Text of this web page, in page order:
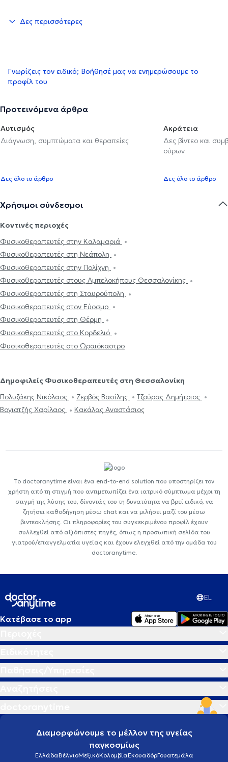
Δες περισσότερες
Γνωρίζεις τον ειδικό; Βοήθησέ μας να ενημερώσουμε το
προφίλ του
Προτεινόμενα άρθρα
Αυτισμός
Διάγνωση, συμπτώματα και θεραπείες
Δες όλο το άρθρο
Ακράτεια
Δες βίντεο και
ούρων
Δες όλο το άρθρο
Χρήσιμοι σύνδεσμοι
Κοντινές περιοχές
Φυσικοθεραπευτές στην Καλαμαριά
Φυσικοθεραπευτές στη Νεάπολη
Φυσικοθεραπευτές στην Πολίχνη
Φυσικοθεραπευτές στους Αμπελοκήπους Θεσσαλονίκης
Φυσικοθεραπευτές στη Σταυρούπολη
Φυσικοθεραπευτές στον Εύοσμο
Φυσικοθεραπευτές στη Θέρμη
Φυσικοθεραπευτές στο Κορδελιό
Φυσικοθεραπευτές στο Ωραιόκαστρο
Δημοφιλείς Φυσικοθεραπευτές στη Θεσσαλονίκη
Πολυζάκης Νικόλαος
Ζερβός Βασίλης
Τζούρας Δημήτριος
Βογιατζής Χαρίλαος
Κακάλας Αναστάσιος
Το doctoranytime είναι ένα end-to-end solution που υποστηρίζει τον
χρήστη από τη στιγμή που αντιμετωπίζει ένα ιατρικό σύμπτωμα μέχρι τη
στιγμή της λύσης του, δίνοντάς του τη δυνατότητα να βρεί ειδικό, να
ζητήσει καθοδήγηση μέσω chat και να μιλήσει μαζί του μέσω
βιντεοκλήσης. Οι πληροφορίες του συγκεκριμένου προφίλ έχουν
συλλεχθεί από αξιόπιστες πηγές, όπως η προσωπική σελίδα του
γιατρού/επαγγελματία υγείας και έχουν ελεγχθεί από την ομάδα του
doctoranytime.
EL
Κατέβασε το app
Διαμορφώνουμε το μέλλον της υγείας
παγκοσμίως
ΕλλάδαΒέλγιοΜεξικόΚολομβίαΕκουαδόρΓουατεμάλα